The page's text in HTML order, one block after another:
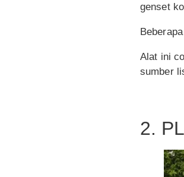
genset
Alat ini
sumber
2.